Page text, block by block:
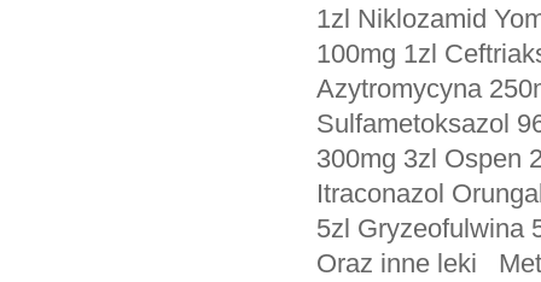
1zl Niklozamid
100mg 1zl
Azytromycyna
Sulfametoksazol
300mg 3zl Ospen
Itraconazol
5zl Gryzeofulwina
Oraz inne leki